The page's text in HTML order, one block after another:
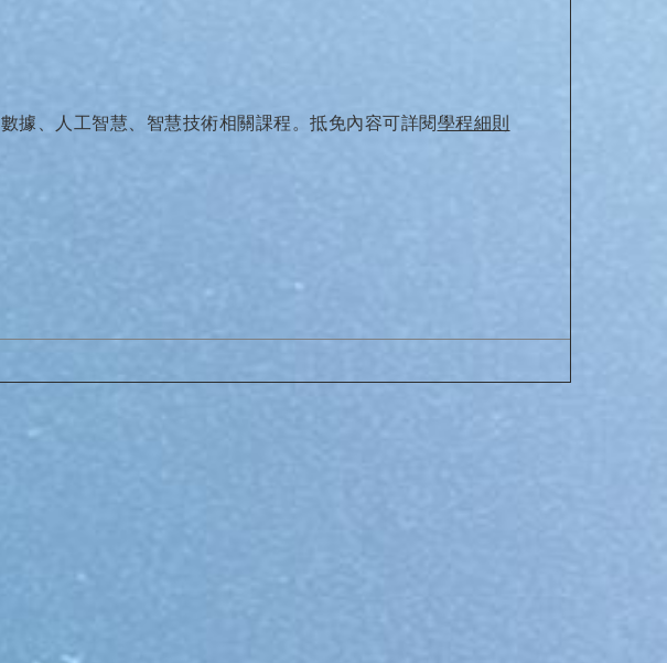
據、人工智慧、智慧技術相關課程。抵免內容可詳閱學程細則